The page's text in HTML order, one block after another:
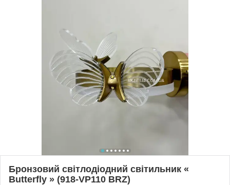
Бронзовий світлодіодний світильник «
Butterfly » (918-VP110 BRZ)